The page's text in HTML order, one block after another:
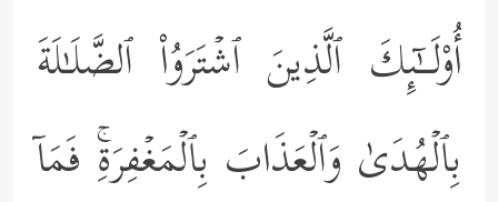
أُوْلَــٰۤىِٕكَ ٱلَّذِینَ ٱشۡتَرَوُاْ ٱلضَّلَـٰلَةَ
بِٱلۡهُدَىٰ وَٱلۡعَذَابَ بِٱلۡمَغۡفِرَةِۚ فَمَاۤ